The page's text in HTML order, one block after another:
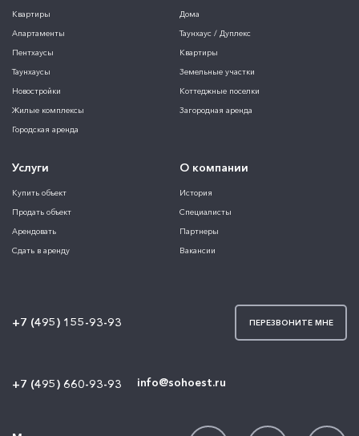
Квартиры
Апартаменты
Пентхаусы
Таунхаусы
Новостройки
Жилые комплексы
Городская аренда
Дома
Таунхаус / Дуплекс
Квартиры
Земельные участки
Коттеджные поселки
Загородная аренда
Услуги
Купить объект
Продать объект
Арендовать
Сдать в аренду
О компании
История
Специалисты
Партнеры
Вакансии
+7 (495) 155-93-93 ПЕРЕЗВОНИТЕ МНЕ
+7 (495) 660-93-93 info@sohoest.ru